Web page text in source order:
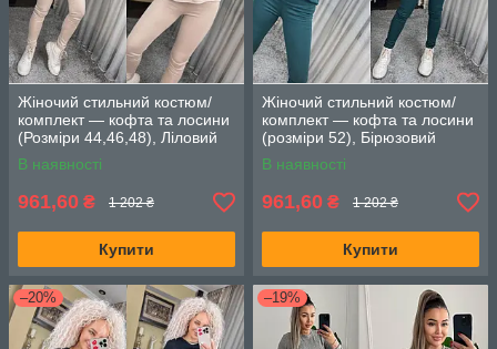
Жіночий стильний костюм/
комплект — кофта та лосини
(Розміри 44,46,48), Ліловий
В наявності
961,60 ₴ 1 202 ₴
Купити
Жіночий стильний костюм/
комплект — кофта та лосини
(розміри 52), Бірюзовий
В наявності
961,60 ₴ 1 202 ₴
Купити
–20% –19%